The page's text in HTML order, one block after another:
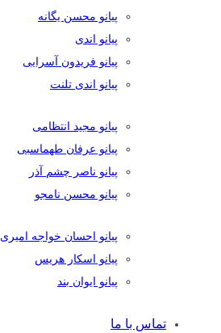
پیانو محسن یگانه
پیانو اندی
پیانو فریدون آسرایی
پیانو اندی تلنت
پیانو مجید انتظامی
پیانو عرفان طهماسبی
پیانو ناصر چشم آذر
پیانو محسن نامجو
پیانو احسان خواجه امیری
پیانو اسکار هریس
پیانو ایوان بند
تماس با ما